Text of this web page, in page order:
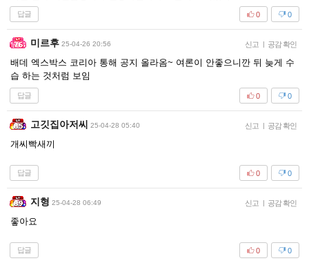
답글 0
0
미르후 25-04-26 20:56 신고 | 공감 확인
배데 엑스박스 코리아 통해 공지 올라옴~ 여론이 안좋으니깐 뒤 늦게 수
습 하는 것처럼 보임
답글 0
0
고깃집아저씨 25-04-28 05:40 신고 | 공감 확인
개씨빡새끼
답글 0
0
지형 25-04-28 06:49 신고 | 공감 확인
좋아요
답글 0
0